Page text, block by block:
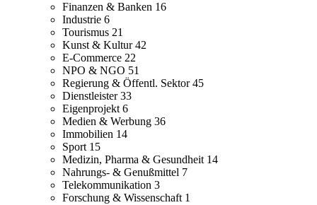
Finanzen & Banken 16
Industrie 6
Tourismus 21
Kunst & Kultur42
E-Commerce 22
NPO & NGO 51
Regierung & Öffentl. Sektor45
Dienstleister33
Eigenprojekt 6
Medien & Werbung 36
Immobilien 14
Sport 15
Medizin, Pharma & Gesundheit 14
Nahrungs- & Genußmittel 7
Telekommunikation 3
Forschung & Wissenschaft 1